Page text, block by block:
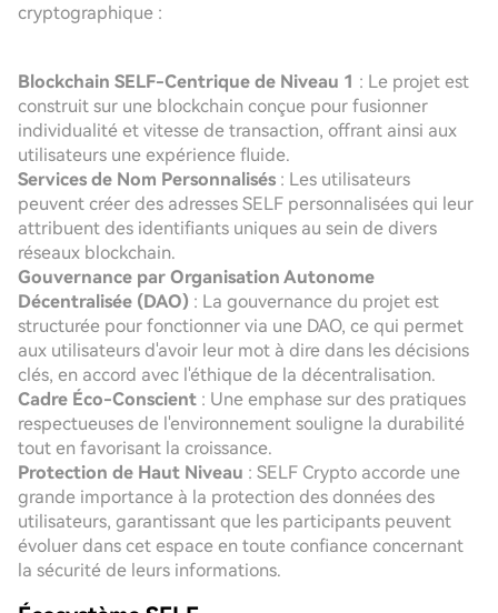
cryptographique :
Blockchain SELF-Centrique de Niveau 1 : Le projet est
construit sur une blockchain conçue pour fusionner
individualité et vitesse de transaction, offrant ainsi aux
utilisateurs une expérience fluide.
Services de Nom Personnalisés : Les utilisateurs
peuvent créer des adresses SELF personnalisées qui leur
attribuent des identifiants uniques au sein de divers
réseaux blockchain.
Gouvernance par Organisation Autonome
Décentralisée (DAO) : La gouvernance du projet est
structurée pour fonctionner via une DAO, ce qui permet
aux utilisateurs d'avoir leur mot à dire dans les décisions
clés, en accord avec l'éthique de la décentralisation.
Cadre Éco-Conscient : Une emphase sur des pratiques
respectueuses de l'environnement souligne la durabilité
tout en favorisant la croissance.
Protection de Haut Niveau : SELF Crypto accorde une
grande importance à la protection des données des
utilisateurs, garantissant que les participants peuvent
évoluer dans cet espace en toute confiance concernant
la sécurité de leurs informations.